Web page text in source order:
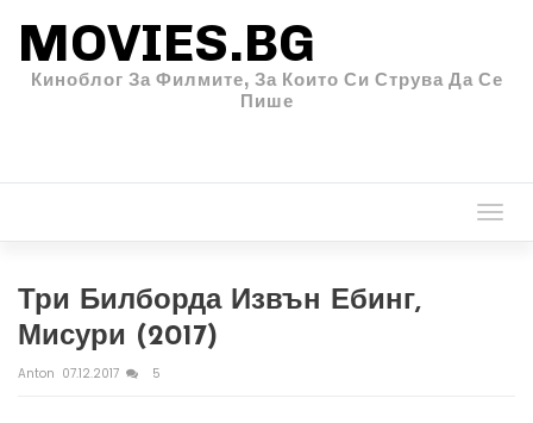
MOVIES.BG
Киноблог За Филмите, За Които Си Струва Да Се
Пише
Три Билборда Извън Ебинг,
Мисури (2017)
Anton 07.12.2017 5